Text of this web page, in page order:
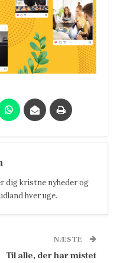
dig kristne nyheder og
hver uge.
NÆSTE
Til alle, der har mistet